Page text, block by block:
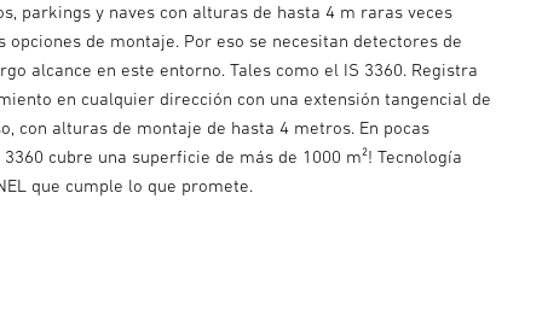
parkings y naves con alturas de hasta 4 m raras veces
opciones de montaje. Por eso se necesitan detectores de
alcance en este entorno. Tales como el IS 3360. Registra
en cualquier dirección con una extensión tangencial de
con alturas de montaje de hasta 4 metros. En pocas
3360 cubre una superficie de más de 1000 m²! Tecnología
que cumple lo que promete.